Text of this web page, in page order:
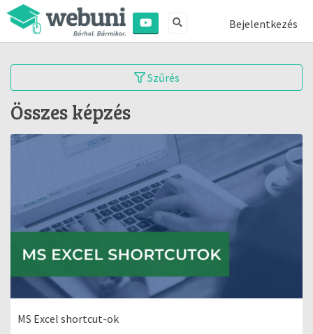
Bejelentkezés
Szűrés
Összes képzés
MS Excel shortcut-ok